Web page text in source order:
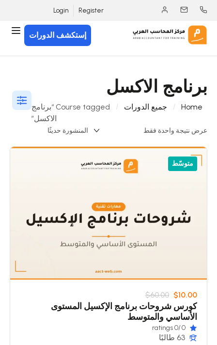
Register
Login
إستكشف الدورات
برنامج الاكسل
Home جميع الدورات
Course tagged “برنامج
الاكسل”
عرض نتيجة واحدة فقط
متوسّط
$60.00 $10.00
كورس شروحات برنامج الإكسيل المستوى
الأساسي والمتوسط
0
/0 ratings
63 طالبًا